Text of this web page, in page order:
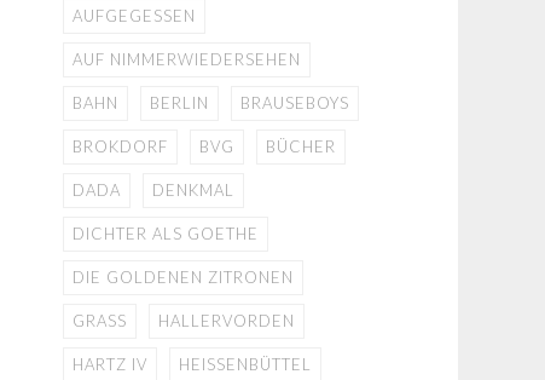
AUFGEGESSEN
AUF NIMMERWIEDERSEHEN
BAHN BERLIN BRAUSEBOYS
BROKDORF BVG BÜCHER
DADA DENKMAL
DICHTER ALS GOETHE
DIE GOLDENEN ZITRONEN
GRASS HALLERVORDEN
HARTZ IV HEISSENBÜTTEL